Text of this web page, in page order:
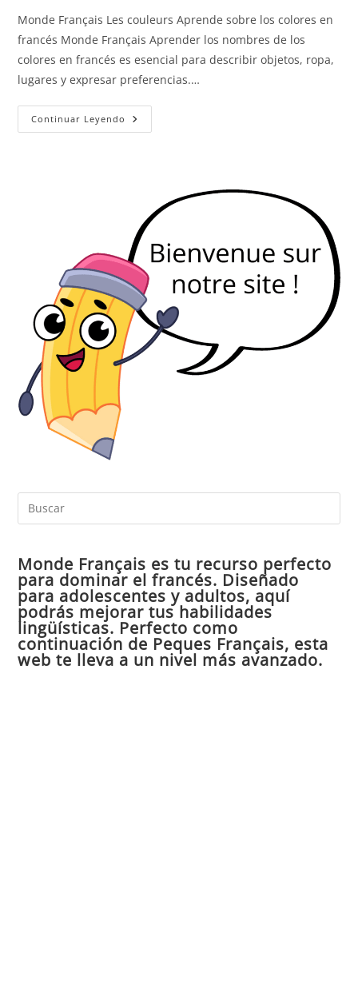
Monde Français Les couleurs Aprende sobre los colores en
francés Monde Français Aprender los nombres de los
colores en francés es esencial para describir objetos, ropa,
lugares y expresar preferencias.…
Continuar Leyendo Los
Colores
Monde Français es tu recurso perfecto
para dominar el francés. Diseñado
para adolescentes y adultos, aquí
podrás mejorar tus habilidades
lingüísticas. Perfecto como
continuación de Peques Français, esta
web te lleva a un nivel más avanzado.